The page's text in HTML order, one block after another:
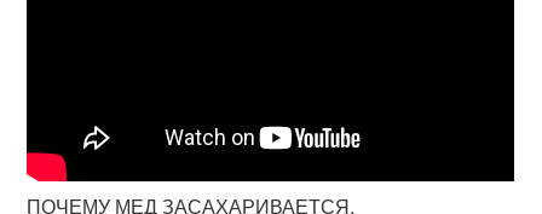
ПОЧЕМУ МЕД ЗАСАХАРИВАЕТСЯ,